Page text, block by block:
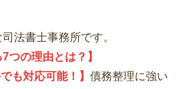
法書士事務所です。
つの理由とは？】
も対応可能！】 債務整理に強い